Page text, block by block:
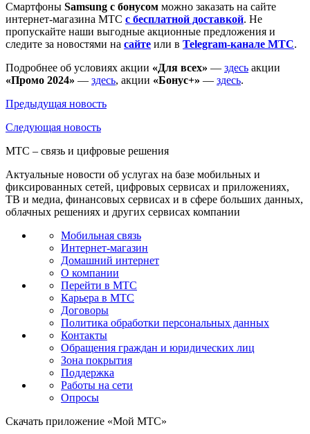
Смартфоны Samsung с бонусом можно заказать на сайте
интернет-магазина МТС с бесплатной доставкой. Не
пропускайте наши выгодные акционные предложения и
следите за новостями на сайте или в Telegram-канале МТС.
Подробнее об условиях акции «Для всех» — здесь акции
«Промо 2024» — здесь, акции «Бонус+» — здесь.
Предыдущая новость
Следующая новость
МТС – связь и цифровые решения
Актуальные новости об услугах на базе мобильных и
фиксированных сетей, цифровых сервисах и приложениях,
ТВ и медиа, финансовых сервисах и в сфере больших данных,
облачных решениях и других сервисах компании
Мобильная связь
Интернет-магазин
Домашний интернет
О компании
Перейти в МТС
Карьера в МТС
Договоры
Политика обработки персональных данных
Контакты
Обращения граждан и юридических лиц
Зона покрытия
Поддержка
Работы на сети
Опросы
Скачать приложение «Мой МТС»